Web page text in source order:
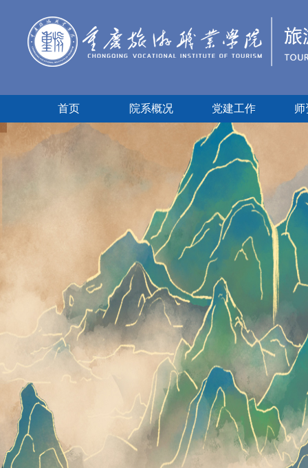
首页 院系概况 党建工作 师